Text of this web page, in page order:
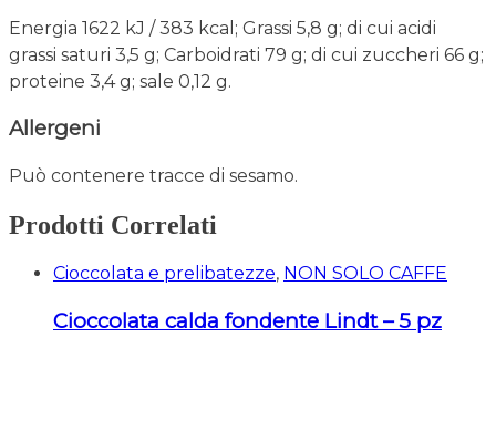
Energia 1622 kJ / 383 kcal; Grassi 5,8 g; di cui acidi
grassi saturi 3,5 g; Carboidrati 79 g; di cui zuccheri 66 g;
proteine 3,4 g; sale 0,12 g.
Allergeni
Può contenere tracce di sesamo.
Prodotti Correlati
Cioccolata e prelibatezze, NON SOLO CAFFE
Cioccolata calda fondente Lindt – 5 pz